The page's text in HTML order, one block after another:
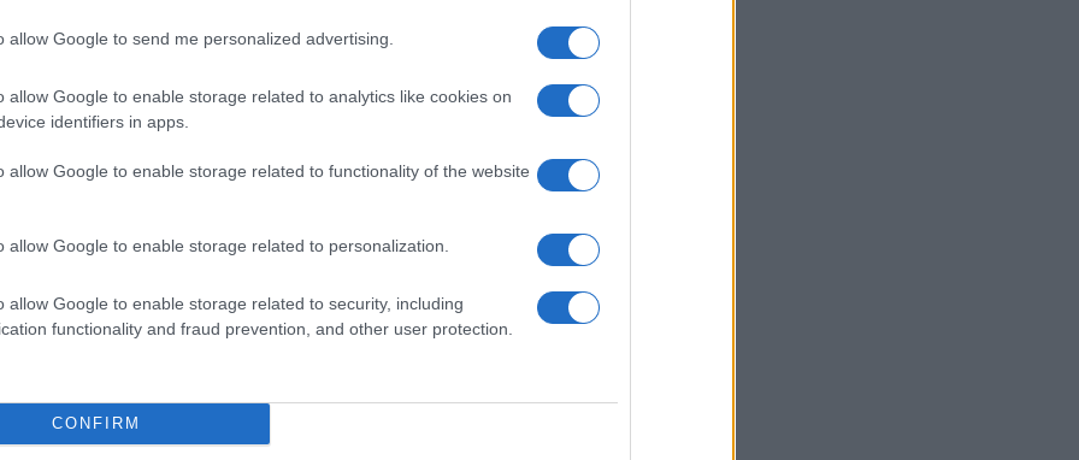
allow Google to send me personalized advertising.
allow Google to enable storage related to analytics like cookies on
identifiers in apps.
allow Google to enable storage related to functionality of the website
allow Google to enable storage related to personalization.
allow Google to enable storage related to security, including
functionality and fraud prevention, and other user protection.
CONFIRM